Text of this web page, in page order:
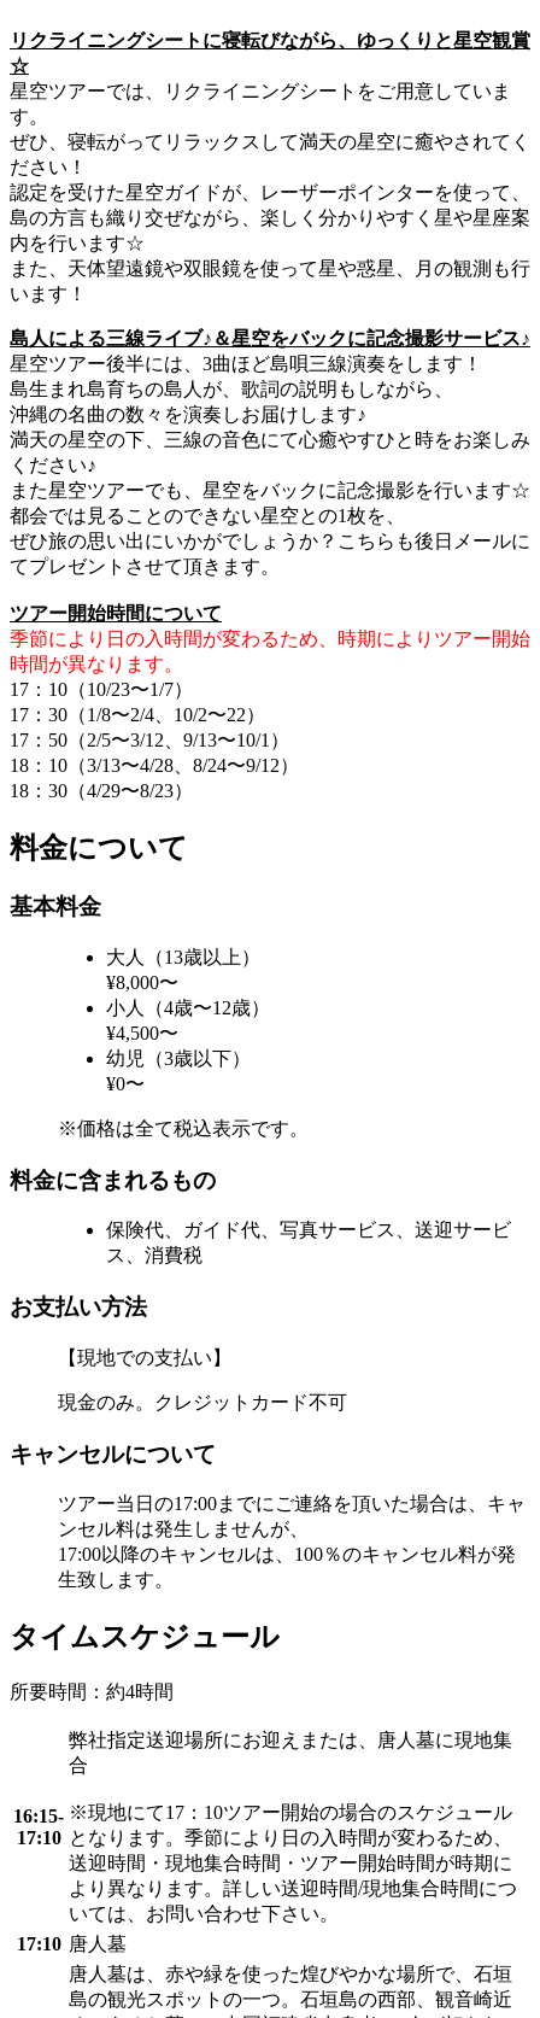
リクライニングシートに寝転びながら、ゆっくりと星空観賞
☆
星空ツアーでは、リクライニングシートをご用意していま
す。
ぜひ、寝転がってリラックスして満天の星空に癒やされてく
ださい！
認定を受けた星空ガイドが、レーザーポインターを使って、
島の方言も織り交ぜながら、楽しく分かりやすく星や星座案
内を行います☆
また、天体望遠鏡や双眼鏡を使って星や惑星、月の観測も行
います！
島人による三線ライブ♪＆星空をバックに記念撮影サービス♪
星空ツアー後半には、3曲ほど島唄三線演奏をします！
島生まれ島育ちの島人が、歌詞の説明もしながら、
沖縄の名曲の数々を演奏しお届けします♪
満天の星空の下、三線の音色にて心癒やすひと時をお楽しみ
ください♪
また星空ツアーでも、星空をバックに記念撮影を行います☆
都会では見ることのできない星空との1枚を、
ぜひ旅の思い出にいかがでしょうか？こちらも後日メールに
てプレゼントさせて頂きます。
ツアー開始時間について
季節により日の入時間が変わるため、時期によりツアー開始
時間が異なります。
17：10（10/23〜1/7）
17：30（1/8〜2/4、10/2〜22）
17：50（2/5〜3/12、9/13〜10/1）
18：10（3/13〜4/28、8/24〜9/12）
18：30（4/29〜8/23）
料金について
基本料金
大人（13歳以上）
¥8,000〜
小人（4歳〜12歳）
¥4,500〜
幼児（3歳以下）
¥0〜
※価格は全て税込表示です。
料金に含まれるもの
保険代、ガイド代、写真サービス、送迎サービ
ス、消費税
お支払い方法
【現地での支払い】
現金のみ。クレジットカード不可
キャンセルについて
ツアー当日の17:00までにご連絡を頂いた場合は、キャ
ンセル料は発生しませんが、
17:00以降のキャンセルは、100％のキャンセル料が発
生致します。
タイムスケジュール
所要時間：約4時間
16:15-
17:10
弊社指定送迎場所にお迎えまたは、唐人墓に現地集
合
※現地にて17：10ツアー開始の場合のスケジュール
となります。季節により日の入時間が変わるため、
送迎時間・現地集合時間・ツアー開始時間が時期に
より異なります。詳しい送迎時間/現地集合時間につ
いては、お問い合わせ下さい。
17:10 唐人墓
唐人墓は、赤や緑を使った煌びやかな場所で、石垣
島の観光スポットの一つ。石垣島の西部、観音崎近